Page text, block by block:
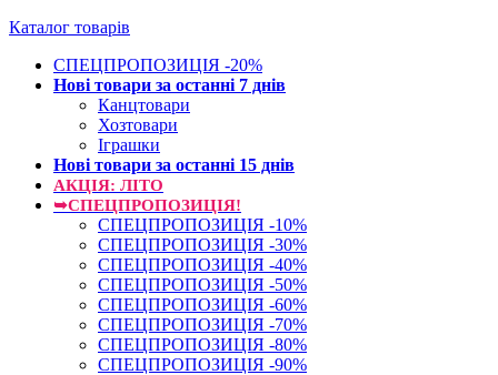
Каталог товарів
СПЕЦПРОПОЗИЦІЯ -20%
Нові товари за останнi 7 днiв
Канцтовари
Хозтовари
Іграшки
Нові товари за останнi 15 днiв
АКЦІЯ: ЛІТО
➥СПЕЦПРОПОЗИЦІЯ!
СПЕЦПРОПОЗИЦІЯ -10%
СПЕЦПРОПОЗИЦІЯ -30%
СПЕЦПРОПОЗИЦІЯ -40%
СПЕЦПРОПОЗИЦІЯ -50%
СПЕЦПРОПОЗИЦІЯ -60%
СПЕЦПРОПОЗИЦІЯ -70%
СПЕЦПРОПОЗИЦІЯ -80%
СПЕЦПРОПОЗИЦІЯ -90%